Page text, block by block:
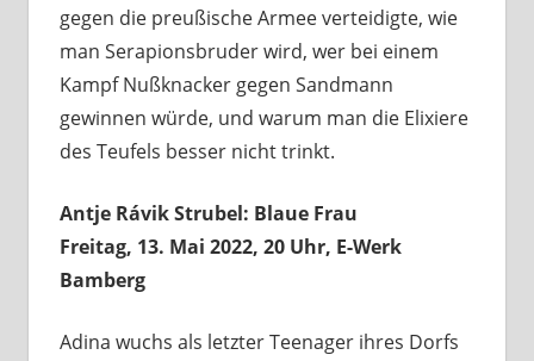
gegen die preußische Armee verteidigte, wie
man Serapionsbruder wird, wer bei einem
Kampf Nußknacker gegen Sandmann
gewinnen würde, und warum man die Elixiere
des Teufels besser nicht trinkt.
Antje Rávik Strubel: Blaue Frau
Freitag, 13. Mai 2022, 20 Uhr, E-Werk
Bamberg
Adina wuchs als letzter Teenager ihres Dorfs